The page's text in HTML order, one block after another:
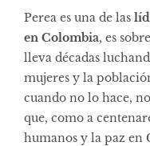
Perea es una de las
en Colombia, es
lleva décadas
mujeres y la
cuando no lo hace,
que, como a
humanos y la paz en